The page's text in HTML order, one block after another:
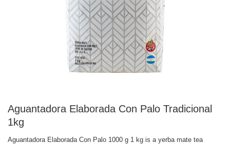
Aguantadora Elaborada Con Palo Tradicional
1kg
Aguantadora Elaborada Con Palo 1000 g 1 kg is a yerba mate tea